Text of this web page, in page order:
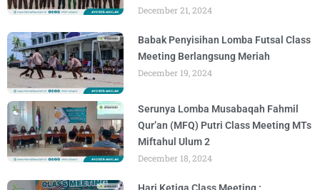
December 21, 2024
Babak Penyisihan Lomba Futsal Class
Meeting Berlangsung Meriah
December 19, 2024
Serunya Lomba Musabaqah Fahmil
Qur’an (MFQ) Putri Class Meeting MTs
Miftahul Ulum 2
December 18, 2024
Hari Ketiga Class Meeting :